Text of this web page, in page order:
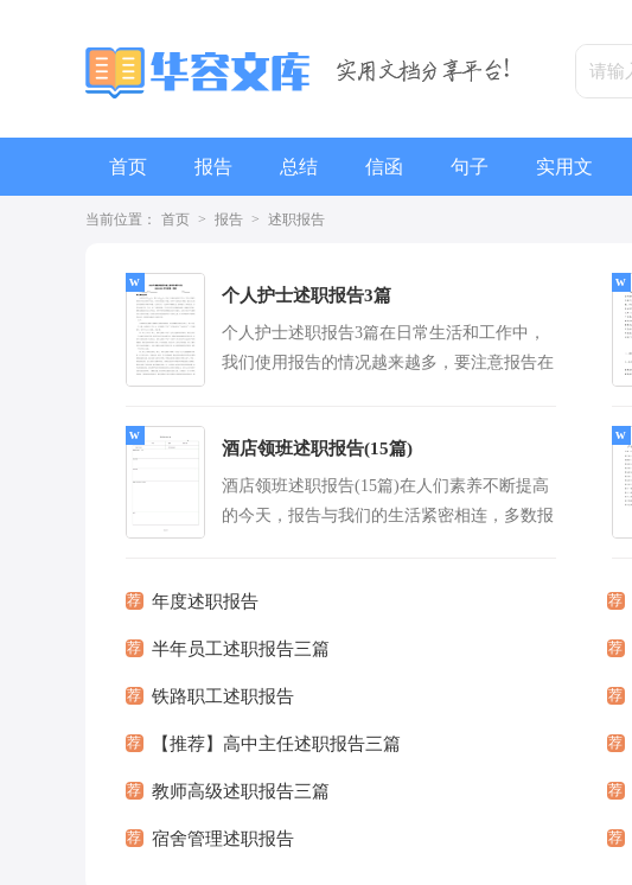
首页 报告 总结 信函 句子 实用文
辞职报告
当前位置： 首页 > 报告 > 述职报告
个人护士述职报告3篇
个人护士述职报告3篇在日常生活和工作中，
我们使用报告的情况越来越多，要注意报告在
酒店领班述职报告(15篇)
酒店领班述职报告(15篇)在人们素养不断提高
的今天，报告与我们的生活紧密相连，多数报
荐
年度述职报告 荐
荐 半年员工述职报告三篇 荐
荐 铁路职工述职报告 荐
荐 【推荐】高中主任述职报告三篇 荐
荐 教师高级述职报告三篇 荐
荐 宿舍管理述职报告 荐